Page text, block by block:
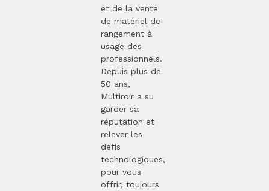
et de la vente
de matériel de
rangement à
usage des
professionnels.
Depuis plus de
50 ans,
Multiroir a su
garder sa
réputation et
relever les
défis
technologiques,
pour vous
offrir, toujours